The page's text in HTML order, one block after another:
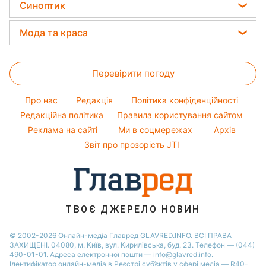
Алла Пугачова
Максим Галкін
Новини Львова
Новини Тернополя
Новини Житомира
Новини Одеси
Святкове меню
Оптичні ілюзії
Народні прикмети
Авто
Прання
Грошова допомога
Тарифи
Курс валют
Синоптик
Прогноз погоди
Магнітні бурі
Погода на сьогодні
Погода на завтра
Пилова буря
Мода та краса
Фарбування волосся
Гарний манікюр
Модні помилки
Новини моди
Поради від Андре Тана
Перевірити погоду
Про нас Редакція
Політика конфіденційності
Редакційна політика
Правила користування сайтом
Реклама на сайті
Ми в соцмережах
Архів
Звіт про прозорість JTI
ТВОЄ ДЖЕРЕЛО НОВИН
© 2002-2026 Онлайн-медіа Главред GLAVRED.INFO. ВСІ ПРАВА
ЗАХИЩЕНІ. 04080, м. Київ, вул. Кирилівська, буд. 23. Телефон — (044)
490-01-01. Адреса електронної пошти — info@glavred.info.
Ідентифікатор онлайн-медіа в Реєстрі суб’єктів у сфері медіа — R40-